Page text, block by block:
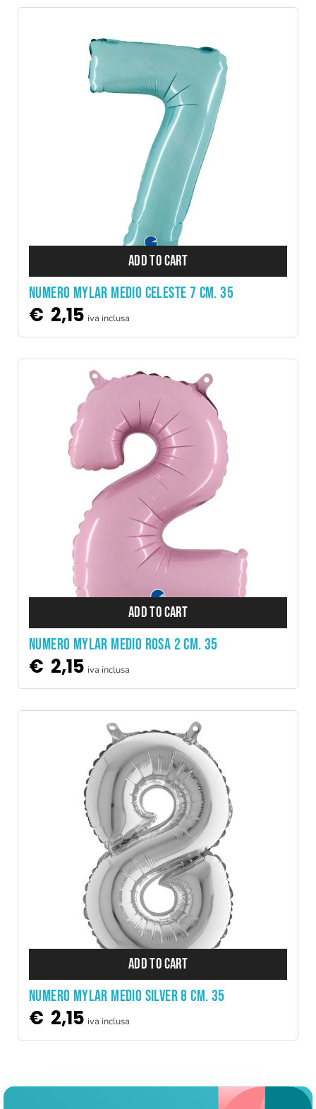
ADD TO CART
NUMERO MYLAR MEDIO CELESTE 7 CM. 35
€ 2,15 iva inclusa
ADD TO CART
NUMERO MYLAR MEDIO ROSA 2 CM. 35
€ 2,15 iva inclusa
ADD TO CART
NUMERO MYLAR MEDIO SILVER 8 CM. 35
€ 2,15 iva inclusa